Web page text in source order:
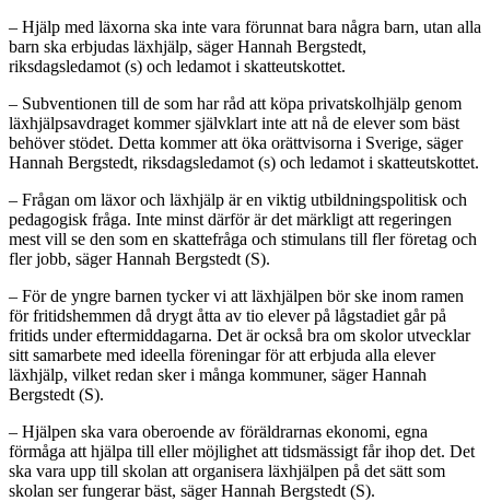
– Hjälp med läxorna ska inte vara förunnat bara några barn, utan alla
barn ska erbjudas läxhjälp, säger Hannah Bergstedt,
riksdagsledamot (s) och ledamot i skatteutskottet.
– Subventionen till de som har råd att köpa privatskolhjälp genom
läxhjälpsavdraget kommer självklart inte att nå de elever som bäst
behöver stödet. Detta kommer att öka orättvisorna i Sverige, säger
Hannah Bergstedt, riksdagsledamot (s) och ledamot i skatteutskottet.
– Frågan om läxor och läxhjälp är en viktig utbildningspolitisk och
pedagogisk fråga. Inte minst därför är det märkligt att regeringen
mest vill se den som en skattefråga och stimulans till fler företag och
fler jobb, säger Hannah Bergstedt (S).
– För de yngre barnen tycker vi att läxhjälpen bör ske inom ramen
för fritidshemmen då drygt åtta av tio elever på lågstadiet går på
fritids under eftermiddagarna. Det är också bra om skolor utvecklar
sitt samarbete med ideella föreningar för att erbjuda alla elever
läxhjälp, vilket redan sker i många kommuner, säger Hannah
Bergstedt (S).
– Hjälpen ska vara oberoende av föräldrarnas ekonomi, egna
förmåga att hjälpa till eller möjlighet att tidsmässigt får ihop det. Det
ska vara upp till skolan att organisera läxhjälpen på det sätt som
skolan ser fungerar bäst, säger Hannah Bergstedt (S).